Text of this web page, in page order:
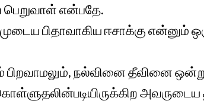
பெறுவாள் என்பதே.
பிதாவாகிய ஈசாக்கு என்னும்
நல்வினை தீவினை